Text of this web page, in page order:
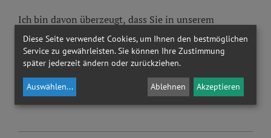
Ich bin davon überzeugt, dass Sie in unserem
Programm 26/27 fündig werden. Wir freuen Sie auf
Sie!
Herzlich,
Ihr Erhard Lesacher
Diese Seite verwendet Cookies, um Ihnen den bestmöglichen
Service zu gewährleisten. Sie können Ihre Zustimmung
später jederzeit ändern oder zurückziehen.
Auswählen... Ablehnen Akzeptieren